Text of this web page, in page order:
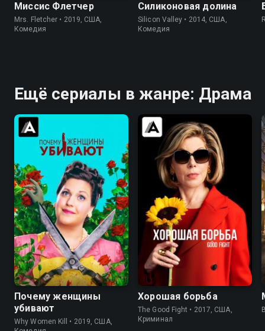
Миссис Флетчер
Mrs. Fletcher • 2019, США,
Комедия
Силиконовая долина
Silicon Valley • 2014, США,
Комедия
Ещё сериалы в жанре: Драма
8.3 8.3
Почему женщины
убивают
Why Women Kill • 2019, США,
7.9 8.3
Хорошая борьба
The Good Fight • 2017, США,
Криминал